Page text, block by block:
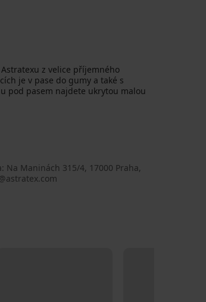
z velice příjemného
je v pase do gumy a také s
pod pasem najdete ukrytou malou
Na Maninách 315/4, 17000 Praha,